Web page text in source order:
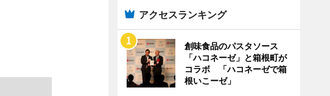
アクセスランキング
創味食品のパスタソース
「ハコネーゼ」と箱根町が
コラボ 「ハコネーゼで箱
根いこーゼ」